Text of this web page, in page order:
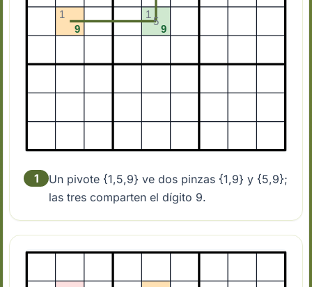
1
Un pivote {1,5,9} ve dos pinzas {1,9} y {5,9};
las tres comparten el dígito 9.